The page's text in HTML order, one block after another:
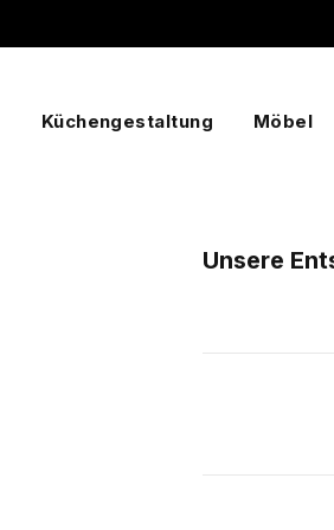
Küchengestaltung Möbel
Unsere